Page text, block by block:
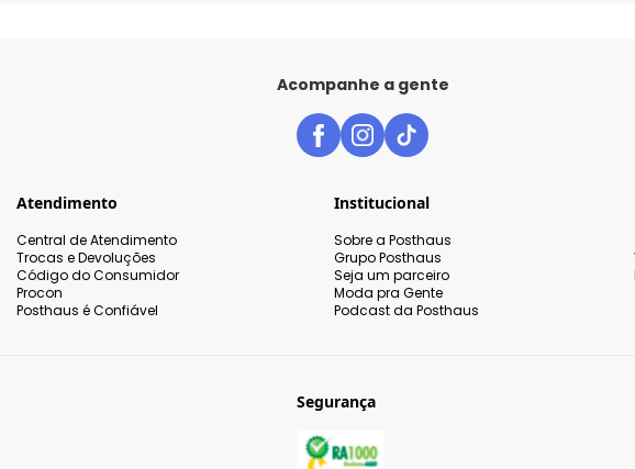
Acompanhe a gente
Atendimento
Central de Atendimento
Trocas e Devoluções
Código do Consumidor
Procon
Posthaus é Confiável
Institucional
Sobre a Posthaus
Grupo Posthaus
Seja um parceiro
Moda pra Gente
Podcast da Posthaus
Segurança